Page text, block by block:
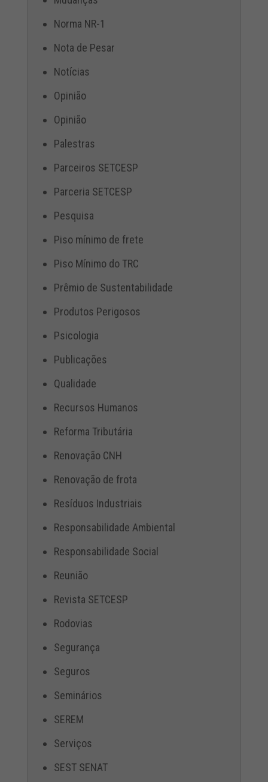
Norma NR-1
Nota de Pesar
Notícias
Opinião
Opinião
Palestras
Parceiros SETCESP
Parceria SETCESP
Pesquisa
Piso mínimo de frete
Piso Mínimo do TRC
Prêmio de Sustentabilidade
Produtos Perigosos
Psicologia
Publicações
Qualidade
Recursos Humanos
Reforma Tributária
Renovação CNH
Renovação de frota
Resíduos Industriais
Responsabilidade Ambiental
Responsabilidade Social
Reunião
Revista SETCESP
Rodovias
Segurança
Seguros
Seminários
SEREM
Serviços
SEST SENAT